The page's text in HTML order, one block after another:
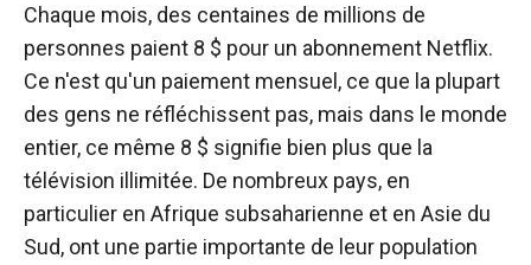
Chaque mois, des centaines de millions de
personnes paient 8 $ pour un abonnement Netflix.
Ce n'est qu'un paiement mensuel, ce que la plupart
des gens ne réfléchissent pas, mais dans le monde
entier, ce même 8 $ signifie bien plus que la
télévision illimitée. De nombreux pays, en
particulier en Afrique subsaharienne et en Asie du
Sud, ont une partie importante de leur population